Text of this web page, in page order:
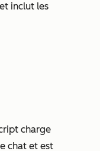
et inclut les
charge
chat et est